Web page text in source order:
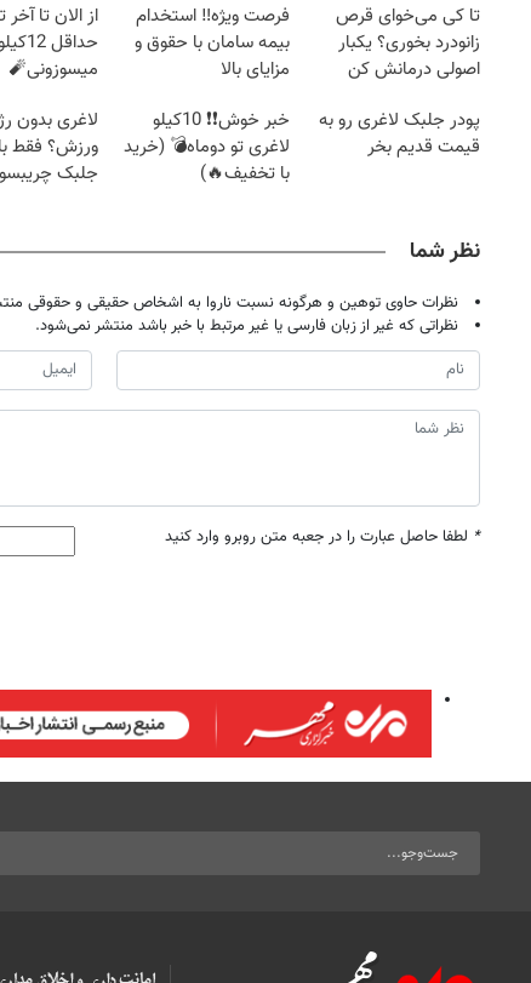
تا کی می‌خوای قرص
زانودرد بخوری؟ یکبار
اصولی درمانش کن
فرصت ویژه‼️ استخدام
بیمه سامان با حقوق و
مزایای بالا
از الان تا
میسوزونی🧨
پودر جلبک لاغری رو به
قیمت قدیم بخر
خبر خوش❗❗ 10کیلو
لاغری تو دوماه💣 (خرید
با تخفیف🔥)
لاغری بدون
ورزش؟ فقط
جلبک
نظر شما
نظرات حاوی توهین و هرگونه نسبت ناروا به اشخاص حقیقی و حقوقی
نظراتی که غیر از زبان فارسی یا غیر مرتبط با خبر باشد منتشر نمی‌شود.
* لطفا حاصل عبارت را در جعبه متن روبرو وارد کنید